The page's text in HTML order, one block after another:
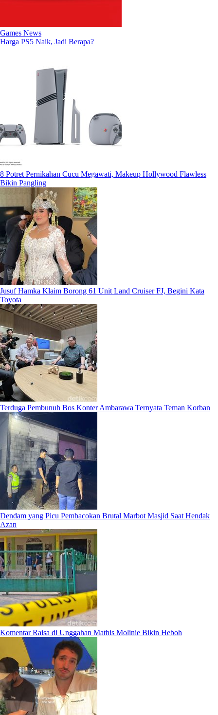
Games News
Harga PS5 Naik, Jadi Berapa?
8 Potret Pernikahan Cucu Megawati, Makeup Hollywood Flawless
Bikin Pangling
Jusuf Hamka Klaim Borong 61 Unit Land Cruiser FJ, Begini Kata
Toyota
Terduga Pembunuh Bos Konter Ambarawa Ternyata Teman Korban
Dendam yang Picu Pembacokan Brutal Marbot Masjid Saat Hendak
Azan
Komentar Raisa di Unggahan Mathis Molinie Bikin Heboh